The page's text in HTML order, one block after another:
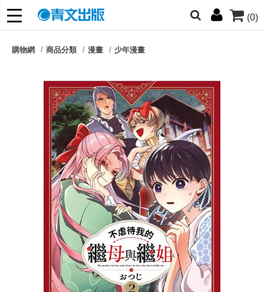
(0)
朋友們，提高警覺！
購物網 商品分類 漫畫 少年漫畫